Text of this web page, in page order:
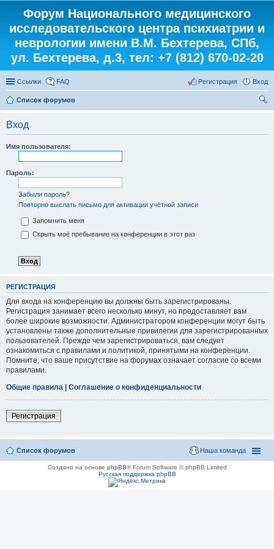
Форум Национального медицинского
исследовательского центра психиатрии и
неврологии имени В.М. Бехтерева, СПб,
ул. Бехтерева, д.3, тел: +7 (812) 670-02-20
Ссылки FAQ Вход
Регистрация
Список форумов
Вход
Имя пользователя:
Пароль:
Забыли пароль?
Повторно выслать письмо для активации учётной записи
Запомнить меня
Скрыть моё пребывание на конференции в этот раз
РЕГИСТРАЦИЯ
Для входа на конференцию вы должны быть зарегистрированы.
Регистрация занимает всего несколько минут, но предоставляет вам
более широкие возможности. Администратором конференции могут быть
установлены также дополнительные привилегии для зарегистрированных
пользователей. Прежде чем зарегистрироваться, вам следует
ознакомиться с правилами и политикой, принятыми на конференции.
Помните, что ваше присутствие на форумах означает согласие со всеми
правилами.
Общие правила | Соглашение о конфиденциальности
Регистрация
Список форумов Наша команда
Создано на основе phpBB® Forum Software © phpBB Limited
Русская поддержка phpBB